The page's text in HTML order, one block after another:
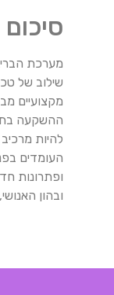
מערכת
שילוב של
מקצועיים
ההשקעה
להיות
העומדים
ופתרונות
ובהון